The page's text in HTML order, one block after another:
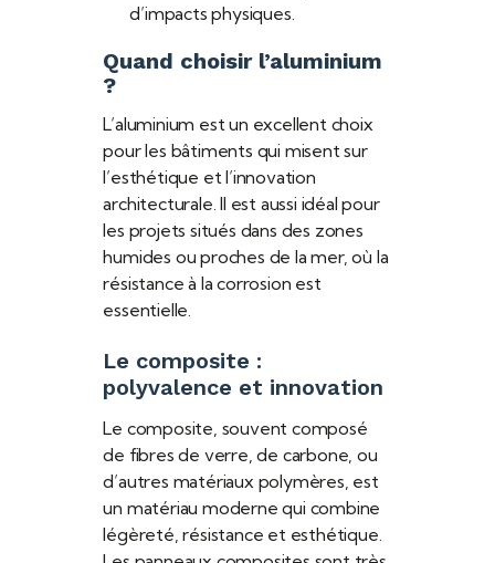
d’impacts physiques.
Quand choisir l’aluminium
?
L’aluminium est un excellent choix
pour les bâtiments qui misent sur
l’esthétique et l’innovation
architecturale. Il est aussi idéal pour
les projets situés dans des zones
humides ou proches de la mer, où la
résistance à la corrosion est
essentielle.
Le composite :
polyvalence et innovation
Le composite, souvent composé
de fibres de verre, de carbone, ou
d’autres matériaux polymères, est
un matériau moderne qui combine
légèreté, résistance et esthétique.